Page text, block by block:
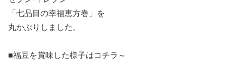
「七品目の幸福恵方巻」を
丸かぶりしました。
■福豆を賞味した様子はコチラ～